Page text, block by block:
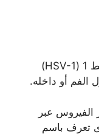
عادةً ما يسبب فيروس الهربس البسيط 1 (HSV-1)
الفم أو داخله.
الفيروس عبر
تعرف باسم